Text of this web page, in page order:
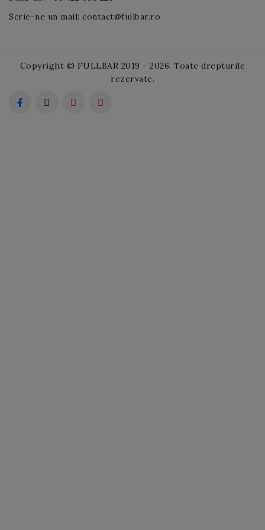
Scrie-ne un mail: contact@fullbar.ro
Copyright © FULLBAR 2019 - 2026. Toate drepturile
rezervate.